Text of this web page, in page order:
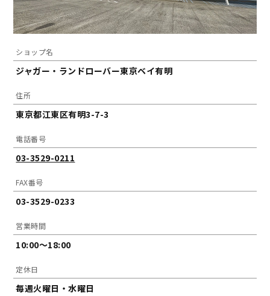
ショップ名
ジャガー・ランドローバー東京ベイ有明
住所
東京都江東区有明3-7-3
電話番号
03-3529-0211
FAX番号
03-3529-0233
営業時間
10:00～18:00
定休日
毎週火曜日・水曜日